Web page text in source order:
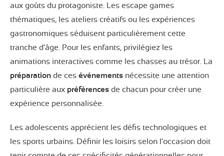
aux goûts du protagoniste. Les escape games
thématiques, les ateliers créatifs ou les expériences
gastronomiques séduisent particulièrement cette
tranche d’âge. Pour les enfants, privilégiez les
animations interactives comme les chasses au trésor. La
préparation de ces événements nécessite une attention
particulière aux préférences de chacun pour créer une
expérience personnalisée.
Les adolescents apprécient les défis technologiques et
les sports urbains. Définir les loisirs selon l’occasion doit